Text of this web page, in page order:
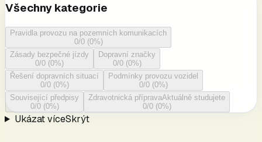
Všechny kategorie
Pravidla provozu na pozemních komunikacích
0/0(0%)
Zásady bezpečné jízdy
0/0 (0%)
Dopravní značky
0/0(0%)
Řešení dopravních situací
0/0(0%)
Podmínky provozu vozidel
0/0(0%)
Související předpisy
0/0(0%)
Zdravotnická přípravaAktuálně studujete
0/0(0%)
Ukázat víceSkrýt